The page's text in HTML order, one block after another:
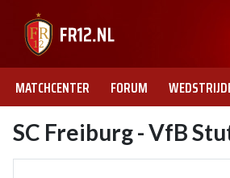
MATCHCENTER FORUM
SC Freiburg - VfB